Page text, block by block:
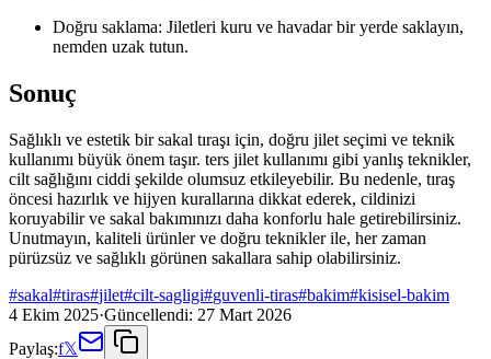
Doğru saklama: Jiletleri kuru ve havadar bir yerde saklayın,
nemden uzak tutun.
Sonuç
Sağlıklı ve estetik bir sakal tıraşı için, doğru jilet seçimi ve teknik
kullanımı büyük önem taşır. ters jilet kullanımı gibi yanlış teknikler,
cilt sağlığını ciddi şekilde olumsuz etkileyebilir. Bu nedenle, tıraş
öncesi hazırlık ve hijyen kurallarına dikkat ederek, cildinizi
koruyabilir ve sakal bakımınızı daha konforlu hale getirebilirsiniz.
Unutmayın, kaliteli ürünler ve doğru teknikler ile, her zaman
pürüzsüz ve sağlıklı görünen sakallara sahip olabilirsiniz.
#sakal#tiras#jilet#cilt-sagligi#guvenli-tiras#bakim#kisisel-bakim
4 Ekim 2025·Güncellendi: 27 Mart 2026
Paylaş:f𝕏